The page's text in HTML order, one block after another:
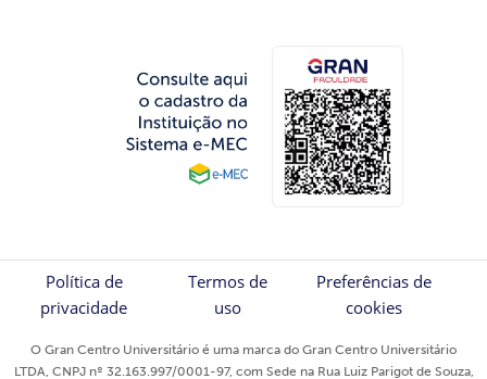
Política de
privacidade
Termos de
uso
Preferências de
cookies
O Gran Centro Universitário é uma marca do Gran Centro Universitário
LTDA, CNPJ nº 32.163.997/0001-97, com Sede na Rua Luiz Parigot de Souza,